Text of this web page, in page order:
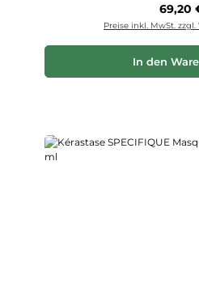
69,20
Preise inkl. MwSt. zzgl.
In den